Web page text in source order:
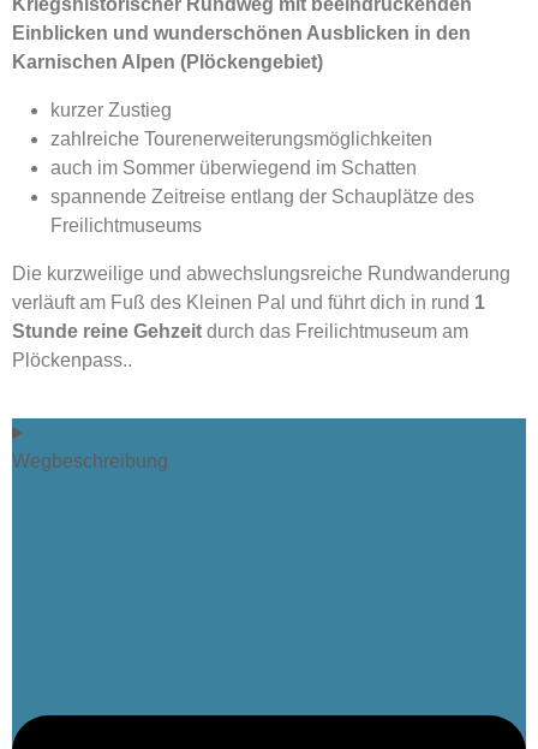
Kriegshistorischer Rundweg mit beeindruckenden
Einblicken und wunderschönen Ausblicken in den
Karnischen Alpen (Plöckengebiet)
kurzer Zustieg
zahlreiche Tourenerweiterungsmöglichkeiten
auch im Sommer überwiegend im Schatten
spannende Zeitreise entlang der Schauplätze des
Freilichtmuseums
Die kurzweilige und abwechslungsreiche Rundwanderung
verläuft am Fuß des Kleinen Pal und führt dich in rund 1
Stunde reine Gehzeit durch das Freilichtmuseum am
Plöckenpass..
Wegbeschreibung